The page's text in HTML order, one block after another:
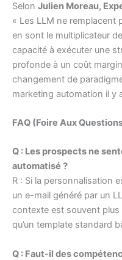
Selon Julien Moreau,
« Les LLM ne remplacent
en sont le multiplicateur
capacité à exécuter une
profonde à un coût
changement de
marketing automation il y
FAQ (Foire Aux
Q : Les prospects ne
automatisé ?
R : Si la personnalisation
un e-mail généré par un
contexte est souvent
qu’un template standard
Q : Faut-il des